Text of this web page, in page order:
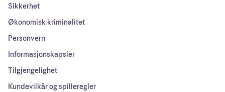
Sikkerhet
Økonomisk kriminalitet
Personvern
Informasjonskapsler
Tilgjengelighet
Kundevilkår og spilleregler